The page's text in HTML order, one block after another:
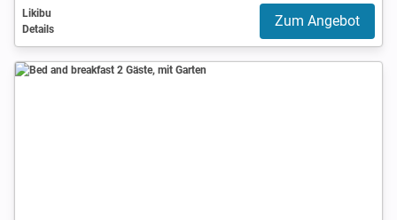
Likibu
Details
Zum Angebot